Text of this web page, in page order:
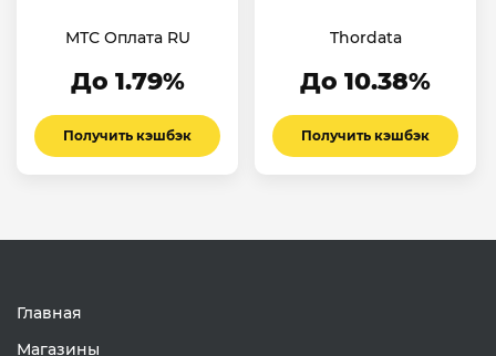
МТС Оплата RU
До 1.79%
Получить кэшбэк
Thordata
До 10.38%
Получить кэшбэк
Главная
Магазины